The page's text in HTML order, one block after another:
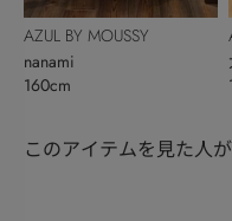
AZUL BY MOUSSY
nanami
160cm
このアイテムを見た人